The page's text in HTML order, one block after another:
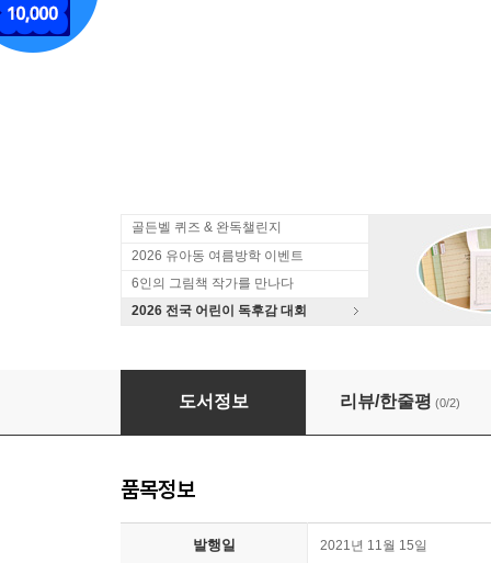
골든벨 퀴즈 & 완독챌린지
2026 유아동 여름방학 이벤트
6인의 그림책 작가를 만나다
2026 전국 어린이 독후감 대회
이상한 과자 가게 전천당 1~12 세트
도서정보 리뷰/한줄평 (0/2)
품목정보
발행일 2021년 11월 15일